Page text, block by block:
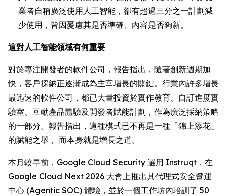
業者自稱廣泛使用人工智能，卻有超過三分之一計劃減
少使用，皆因憂慮其是否準確、內容是否夠新。
這對人工智能領域有何重要
對於專注開發者的軟件公司，報告指出，隨著創新週期加
快，客戶採納正逐漸成為主宰增長的關鍵。行業內許多增長
最迅速的軟件公司，都已大量投資於實作教育、自訂進度實
驗室、互動產品體驗及開發者賦能計劃，作為廣泛採納策略
的一部分。報告指出，這種模式已不再是一種「錦上添花」
的賦能之舉， 而本身就是增長之道。
本月較早前，Google Cloud Security 選用 Instruqt，在
Google Cloud Next 2026 大會上推出其代理式安全營運
中心 (Agentic SOC) 體驗，並於一個工作坊內培訓了 50